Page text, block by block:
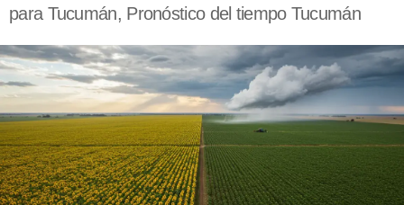
para Tucumán, Pronóstico del tiempo Tucumán